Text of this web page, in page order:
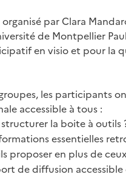
par Clara
de Montpellier
en visio et pour la
les participants
accessible à tous :
la boite à outils
essentielles
proposer en plus de
de diffusion